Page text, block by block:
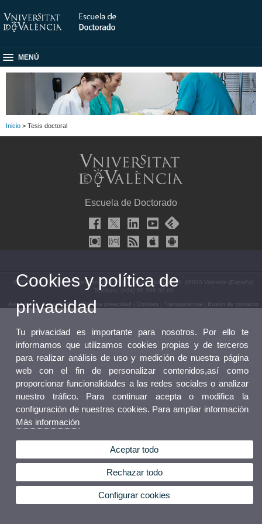
MENÚ
Inicio > Tesis doctoral
Escuela de Doctorado
© 2026 UV. - Edificio Rectorado nivel 0 - Av. Blasco Ibáñez, 13. 46010 Valencia (España).
Teléfono: (+34) 96 398 30 06
Aviso legal|Accesibilidad |Política privacidad Cookies Transparencia Buzón de contacto
Cookies y política de
privacidad
Tu privacidad es importante para nosotros. Por ello te
informamos que utilizamos cookies propias y de terceros
para realizar análisis de uso y medición de nuestra página
web con el fin de personalizar contenidos,así como
proporcionar funcionalidades a las redes sociales o analizar
nuestro tráfico. Para continuar acepta o modifica la
configuración de nuestras cookies. Para ampliar información
Más información
Aceptar todo
Rechazar todo
Configurar cookies